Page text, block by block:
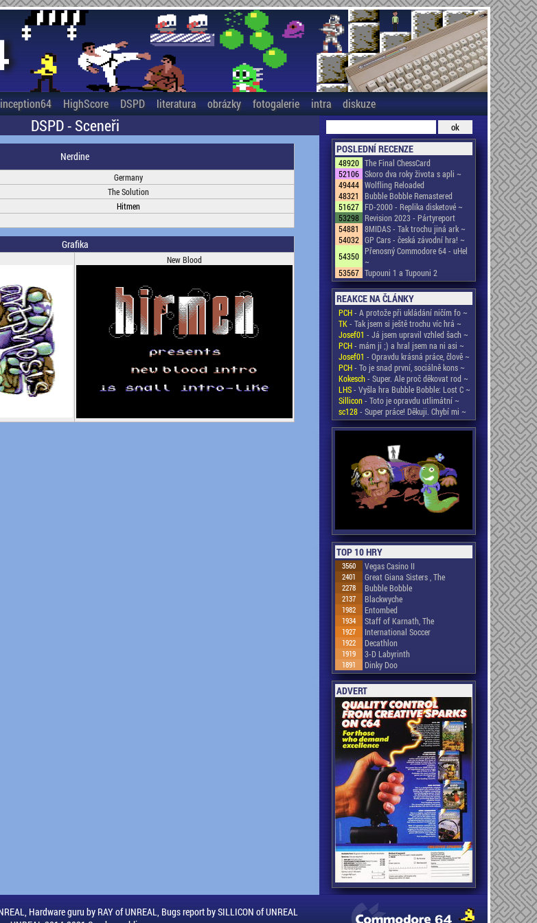
inception64 HighScore DSPD literatura obrázky fotogalerie intra diskuze
DSPD - Sceneři
Nerdine
Germany
The Solution
Hitmen
Grafika
New Blood
POSLEDNÍ RECENZE
48920 The Final ChessCard
52106 Skoro dva roky života s apli ~
49444 Wolfling Reloaded
48321
Bubble Bobble Remastered
51627 FD-2000 - Replika disketové ~
53298 Revision 2023 - Pártyreport
54881
8MIDAS - Tak trochu jiná ark ~
54032 GP Cars - česká závodní hra! ~
54350 Přenosný Commodore 64 - uHel
~
53567 Tupouni 1 a Tupouni 2
REAKCE NA ČLÁNKY
PCH- A protože při ukládání ničím fo ~
TK- Tak jsem si ještě trochu víc hrá ~
Josef01 - Já jsem upravil vzhled šach ~
PCH- mám ji ;) a hral jsem na ni asi ~
Josef01 - Opravdu krásná práce, člově ~
PCH- To je snad první, sociálně kons ~
Kokesch- Super. Ale proč děkovat rod ~
LHS- Vyšla hra Bubble Bobble: Lost C ~
Sillicon- Toto je opravdu utlimátní ~
sc128- Super práce! Děkuji. Chybí mi ~
TOP 10 HRY
3560 Vegas Casino II
2401 Great Giana Sisters , The
2278 Bubble Bobble
2137 Blackwyche
1982 Entombed
1934 Staff of Karnath, The
1927 International Soccer
1922 Decathlon
1919 3-D Labyrinth
1891 Dinky Doo
ADVERT
Hardware guru by RAY of UNREAL, Bugs report by SILLICON of UNREAL